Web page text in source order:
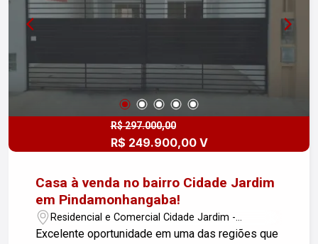
R$ 297.000,00
R$ 249.900,00 V
Casa à venda no bairro Cidade Jardim
em Pindamonhangaba!
Residencial e Comercial Cidade Jardim -
Pindamonhangaba/SP
Excelente oportunidade em uma das regiões que